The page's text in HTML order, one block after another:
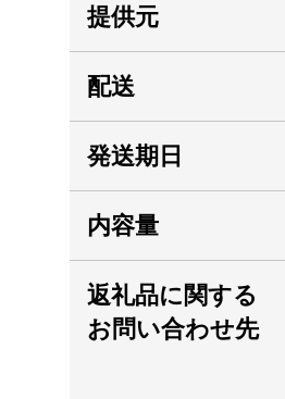
提供元
配送
発送期日
内容量
返礼品に関する
お問い合わせ先